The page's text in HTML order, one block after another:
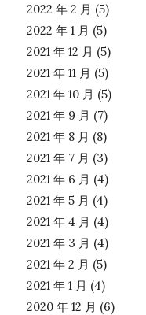
2022 年 2 月 (5)
2022 年 1 月 (5)
2021 年 12 月 (5)
2021 年 11 月 (5)
2021 年 10 月 (5)
2021 年 9 月 (7)
2021 年 8 月 (8)
2021 年 7 月 (3)
2021 年 6 月 (4)
2021 年 5 月 (4)
2021 年 4 月 (4)
2021 年 3 月 (4)
2021 年 2 月 (5)
2021 年 1 月 (4)
2020 年 12 月 (6)